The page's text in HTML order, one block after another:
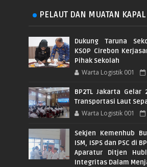
PELAUT DAN MUATAN KAPAL
Dukung Taruna
KSOP Cirebon
Pihak Sekolah
Warta Logistik 001
BP2TL Jakarta
Transportasi Laut
Warta Logistik 001
Sekjen Kemenhub
ISM, ISPS dan PSC di
Aparatur Ditjen
Integritas Dalam